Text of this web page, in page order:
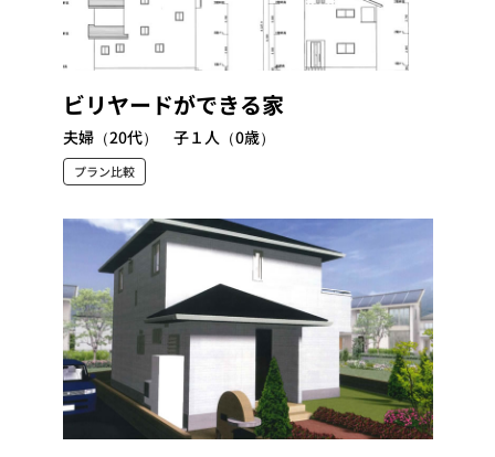
ビリヤードができる家
夫婦（20代） 子１人（0歳）
プラン比較